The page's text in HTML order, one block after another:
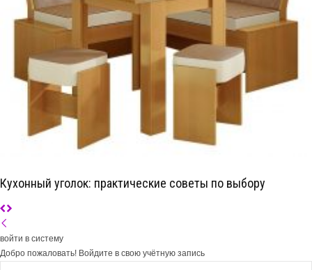
Кухонный уголок: практические советы по выбору
войти в систему
Добро пожаловать! Войдите в свою учётную запись